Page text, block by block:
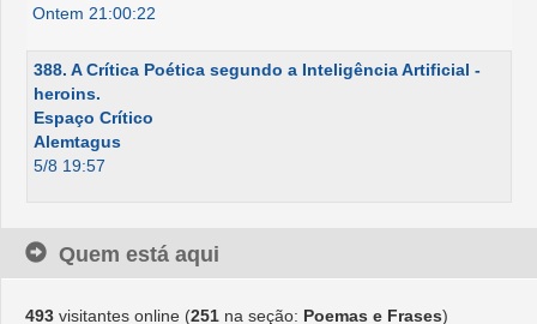
Ontem 21:00:22
388. A Crítica Poética segundo a Inteligência Artificial -
heroins.
Espaço Crítico
Alemtagus
5/8 19:57
Quem está aqui
493 visitantes online (251 na seção: Poemas e Frases)